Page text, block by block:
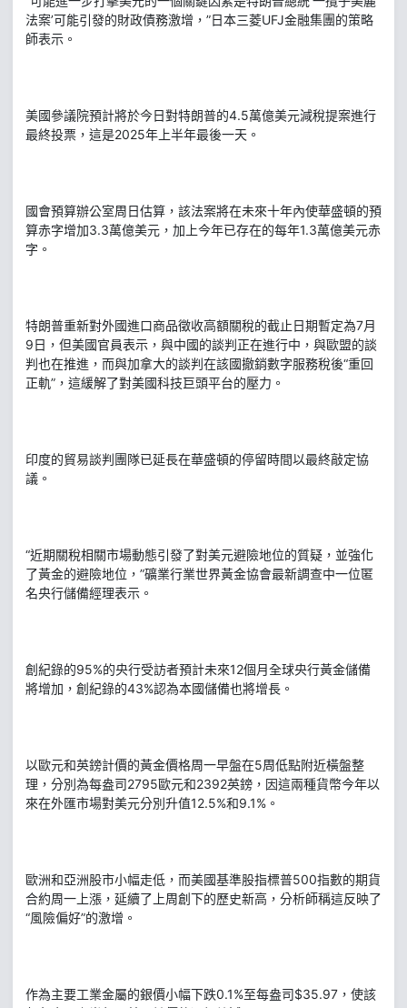
法案’可能引發的財政債務激增，”日本三菱UFJ金融集團的策略
師表示。
美國參議院預計將於今日對特朗普的4.5萬億美元減稅提案進行
最終投票，這是2025年上半年最後一天。
國會預算辦公室周日估算，該法案將在未來十年內使華盛頓的預
算赤字增加3.3萬億美元，加上今年已存在的每年1.3萬億美元赤
字。
特朗普重新對外國進口商品徵收高額關稅的截止日期暫定為7月
9日，但美國官員表示，與中國的談判正在進行中，與歐盟的談
判也在推進，而與加拿大的談判在該國撤銷數字服務稅後“重回
正軌”，這緩解了對美國科技巨頭平台的壓力。
印度的貿易談判團隊已延長在華盛頓的停留時間以最終敲定協
議。
“近期關稅相關市場動態引發了對美元避險地位的質疑，並強化
了黃金的避險地位，”礦業行業世界黃金協會最新調查中一位匿
名央行儲備經理表示。
創紀錄的95%的央行受訪者預計未來12個月全球央行黃金儲備
將增加，創紀錄的43%認為本國儲備也將增長。
以歐元和英鎊計價的黃金價格周一早盤在5周低點附近橫盤整
理，分別為每盎司2795歐元和2392英鎊，因這兩種貨幣今年以
來在外匯市場對美元分別升值12.5%和9.1%。
歐洲和亞洲股市小幅走低，而美國基準股指標普500指數的期貨
合約周一上漲，延續了上周創下的歷史新高，分析師稱這反映了
“風險偏好”的激增。
作為主要工業金屬的銀價小幅下跌0.1%至每盎司$35.97，使該